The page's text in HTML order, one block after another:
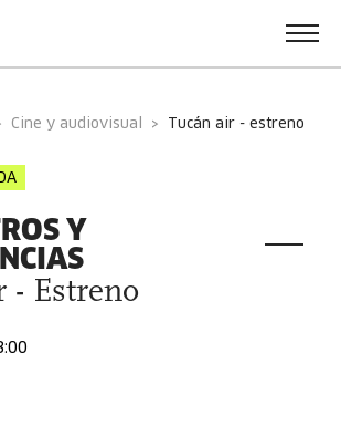
Cine y audiovisual tucán air - estreno
Y
- Estreno